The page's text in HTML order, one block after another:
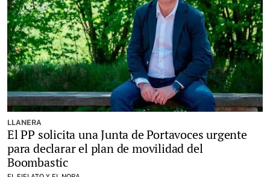
LLANERA
El PP solicita una Junta de Portavoces urgente
para declarar el plan de movilidad del
Boombastic